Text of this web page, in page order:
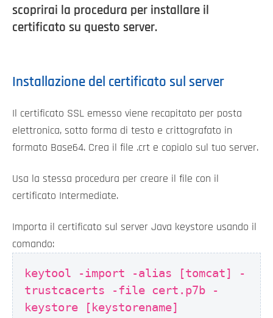
scoprirai la procedura per installare il
certificato su questo server.
Installazione del certificato sul server
Il certificato SSL emesso viene recapitato per posta
elettronica, sotto forma di testo e crittografato in
formato Base64. Crea il file .crt e copialo sul tuo server.
Usa la stessa procedura per creare il file con il
certificato Intermediate.
Importa il certificato sul server Java keystore usando il
comando:
keytool -import -alias [tomcat] -
trustcacerts -file cert.p7b -
keystore [keystorename]